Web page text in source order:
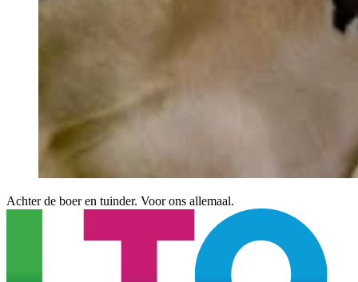
Achter de boer en tuinder. Voor ons allemaal.